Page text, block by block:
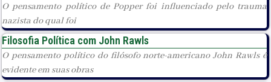
O pensamento político de Popper foi influenciado pelo trauma
nazista do qual foi
Filosofia Política com John Rawls
O pensamento político do filósofo norte-americano John Rawls é
evidente em suas obras